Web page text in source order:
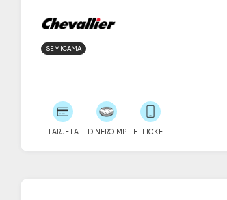
SEMICAMA
TARJETA DINERO MP E-TICKET